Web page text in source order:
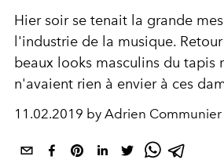
Hier soir se tenait la grande
l'industrie de la musique.
beaux looks masculins du tapis
n'avaient rien à envier à ces
11.02.2019 by Adrien Communier